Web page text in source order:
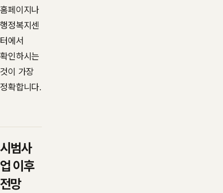
홈페이지나
행정복지센
터에서
확인하시는
것이 가장
정확합니다.
시범사
업 이후
전망